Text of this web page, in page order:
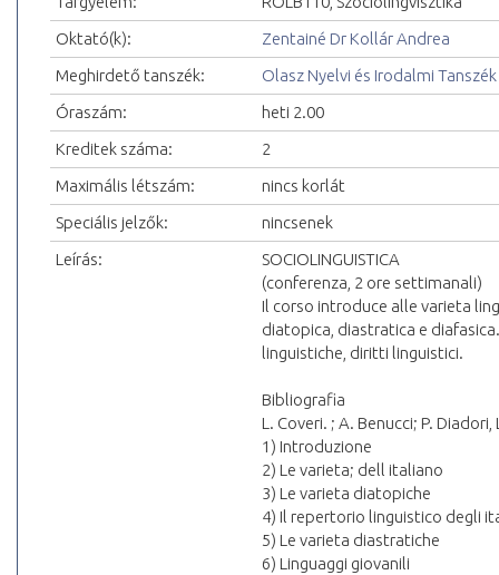
Oktató(k):
Zentainé Dr Kollár Andrea
Meghirdető tanszék:
Olasz Nyelvi és Irodalmi Tanszék
Óraszám:
heti 2.00
Kreditek száma:
2
Maximális létszám:
nincs korlát
Speciális jelzők:
nincsenek
Leírás:
SOCIOLINGUISTICA
(conferenza, 2 ore settimanali)
Il corso introduce alle varieta
diatopica, diastratica e
linguistiche, diritti linguistici.
Bibliografia
L. Coveri. ; A. Benucci; P.
1) Introduzione
2) Le varieta; dell italiano
3) Le varieta diatopiche
4) Il repertorio linguistico degli
5) Le varieta diastratiche
6) Linguaggi giovanili